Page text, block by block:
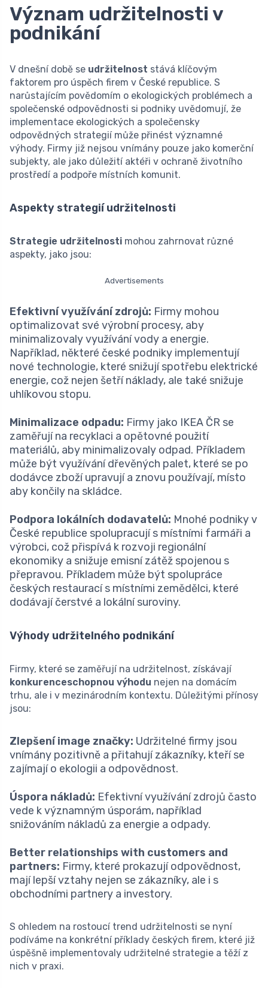
Význam udržitelnosti v
podnikání
V dnešní době se udržitelnost stává klíčovým
faktorem pro úspěch firem v České republice. S
narůstajícím povědomím o ekologických problémech a
společenské odpovědnosti si podniky uvědomují, že
implementace ekologických a společensky
odpovědných strategií může přinést významné
výhody. Firmy již nejsou vnímány pouze jako komerční
subjekty, ale jako důležití aktéři v ochraně životního
prostředí a podpoře místních komunit.
Aspekty strategií udržitelnosti
Strategie udržitelnosti mohou zahrnovat různé
aspekty, jako jsou:
Advertisements
Efektivní využívání zdrojů: Firmy mohou
optimalizovat své výrobní procesy, aby
minimalizovaly využívání vody a energie.
Například, některé české podniky implementují
nové technologie, které snižují spotřebu elektrické
energie, což nejen šetří náklady, ale také snižuje
uhlíkovou stopu.
Minimalizace odpadu: Firmy jako IKEA ČR se
zaměřují na recyklaci a opětovné použití
materiálů, aby minimalizovaly odpad. Příkladem
může být využívání dřevěných palet, které se po
dodávce zboží upravují a znovu používají, místo
aby končily na skládce.
Podpora lokálních dodavatelů: Mnohé podniky v
České republice spolupracují s místními farmáři a
výrobci, což přispívá k rozvoji regionální
ekonomiky a snižuje emisní zátěž spojenou s
přepravou. Příkladem může být spolupráce
českých restaurací s místními zemědělci, které
dodávají čerstvé a lokální suroviny.
Výhody udržitelného podnikání
Firmy, které se zaměřují na udržitelnost, získávají
konkurenceschopnou výhodu nejen na domácím
trhu, ale i v mezinárodním kontextu. Důležitými přínosy
jsou:
Zlepšení image značky: Udržitelné firmy jsou
vnímány pozitivně a přitahují zákazníky, kteří se
zajímají o ekologii a odpovědnost.
Úspora nákladů: Efektivní využívání zdrojů často
vede k významným úsporám, například
snižováním nákladů za energie a odpady.
Better relationships with customers and
partners: Firmy, které prokazují odpovědnost,
mají lepší vztahy nejen se zákazníky, ale i s
obchodními partnery a investory.
S ohledem na rostoucí trend udržitelnosti se nyní
podíváme na konkrétní příklady českých firem, které již
úspěšně implementovaly udržitelné strategie a těží z
nich v praxi.